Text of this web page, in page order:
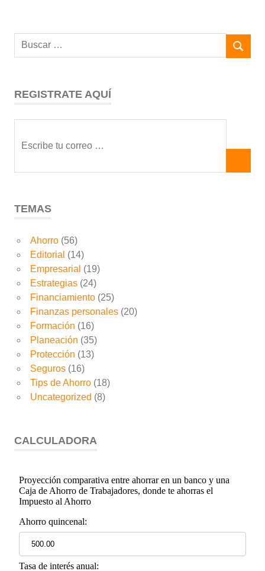
REGISTRATE AQUÍ
TEMAS
Ahorro(56)
Editorial (14)
Empresarial (19)
Estrategias(24)
Financiamiento(25)
Finanzas personales(20)
Formación (16)
Planeación (35)
Protección (13)
Seguros(16)
Tips de Ahorro(18)
Uncategorized (8)
CALCULADORA